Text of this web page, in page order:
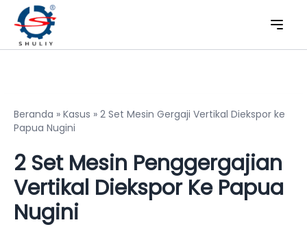
Beranda » Kasus » 2 Set Mesin Gergaji Vertikal Diekspor ke
Papua Nugini
2 Set Mesin Penggergajian
Vertikal Diekspor Ke Papua
Nugini